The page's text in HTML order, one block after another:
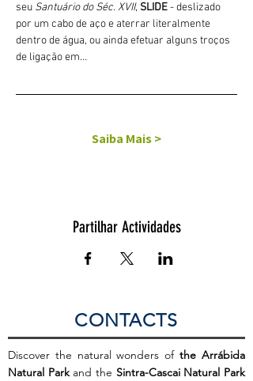
seu Santuário do Séc. XVII, SLIDE - deslizado
por um cabo de aço e aterrar literalmente
dentro de água, ou ainda efetuar alguns troços
de ligação em…
Saiba Mais >
Partilhar Actividades
CONTACTS
Discover the natural wonders ofthe Arrábida
Natural Parkand the Sintra-Cascai Natural Park